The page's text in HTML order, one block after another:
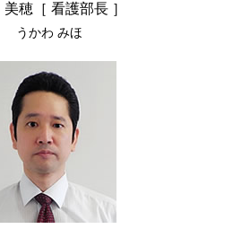
美穂［ 看護部長 ］
うかわ みほ